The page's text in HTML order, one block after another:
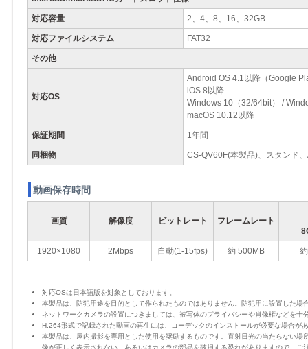
対応容量 2、4、8、16、32GB
対応ファイルシステム FAT32
その他
対応OS
Android OS 4.1以降（Google
iOS 8以降
Windows 10（32/64bit） /
macOS 10.12以降
保証期間 1年間
同梱物 CS-QV60F(本製品)、スタンド
動画保存時間
画質 解像度 ビットレート
フレームレート
1920×1080 2Mbps 自動(1-15fps) 約 500MB
対応OSは日本語版を対象としております。
本製品は、防犯用途を目的として作られたものではありません。防犯用に設置した
ネットワークカメラの設置につきましては、被写体のプライバシーや肖像権などを十
H.264形式で記録された動画の再生には、コーデックのインストールが必要な場合が
本製品は、屋内撮影を専用とした使用を奨励するものです。直射日光の当たらない
像が正しく表示されない、あるいはカメラの部品を破損する恐れがありますので、ご